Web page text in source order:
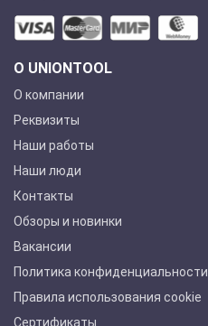
О UNIONTOOL
О компании
Реквизиты
Наши работы
Наши люди
Контакты
Обзоры и новинки
Вакансии
Политика конфиденциальности
Правила использования cookie
Сертификаты